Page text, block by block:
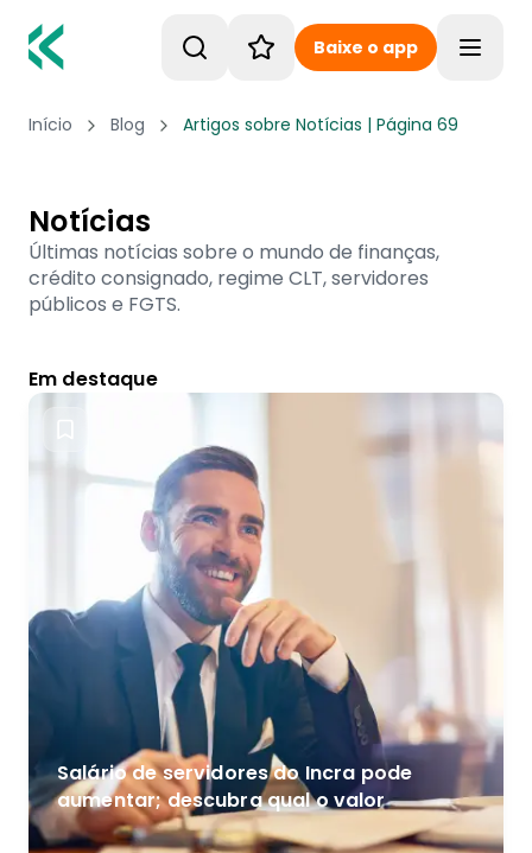
Baixe o app
Início Blog Artigos sobre Notícias | Página 69
Notícias
Últimas notícias sobre o mundo de finanças,
crédito consignado, regime CLT, servidores
públicos e FGTS.
Em destaque
Salário de servidores do Incra pode
aumentar; descubra qual o valor